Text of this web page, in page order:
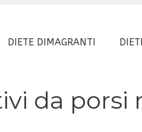
DIETE DIMAGRANTI
da porsi